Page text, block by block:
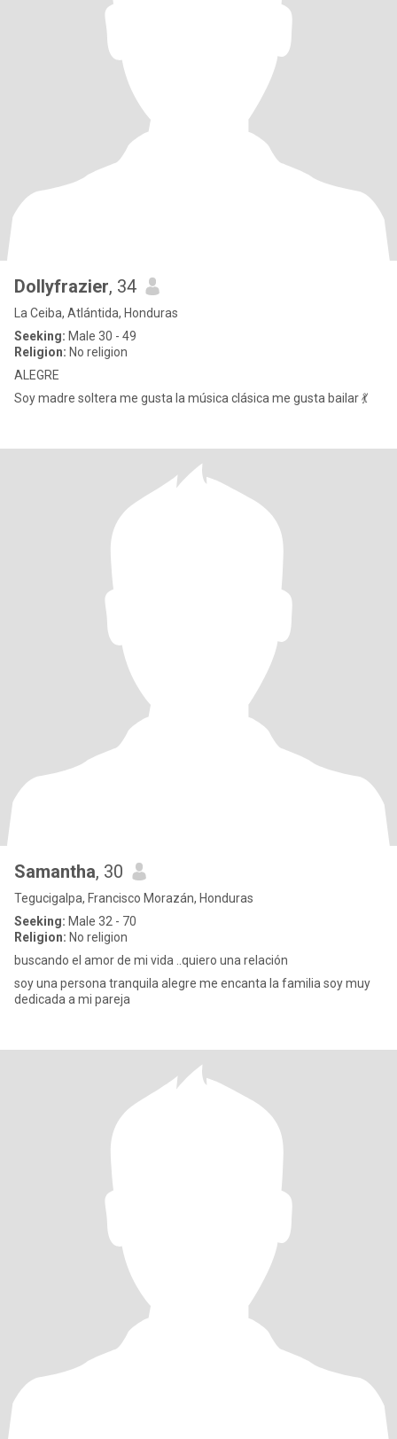
Dollyfrazier, 34
La Ceiba, Atlántida, Honduras
Seeking: Male 30 - 49
Religion: No religion
ALEGRE
Soy madre soltera me gusta la música clásica me gusta bailar 💃
Samantha, 30
Tegucigalpa, Francisco Morazán, Honduras
Seeking: Male 32 - 70
Religion: No religion
buscando el amor de mi vida ..quiero una relación
soy una persona tranquila alegre me encanta la familia soy muy
dedicada a mi pareja